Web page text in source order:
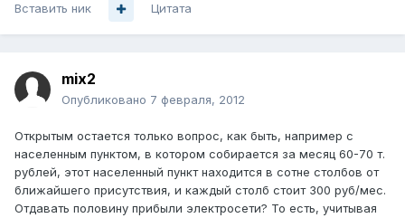
Вставить ник Цитата
mix2
Опубликовано 7 февраля, 2012
Открытым остается только вопрос, как быть, например с
населенным пунктом, в котором собирается за месяц 60-70 т.
рублей, этот населенный пункт находится в сотне столбов от
ближайшего присутствия, и каждый столб стоит 300 руб/мес.
Отдавать половину прибыли электросети? То есть, учитывая